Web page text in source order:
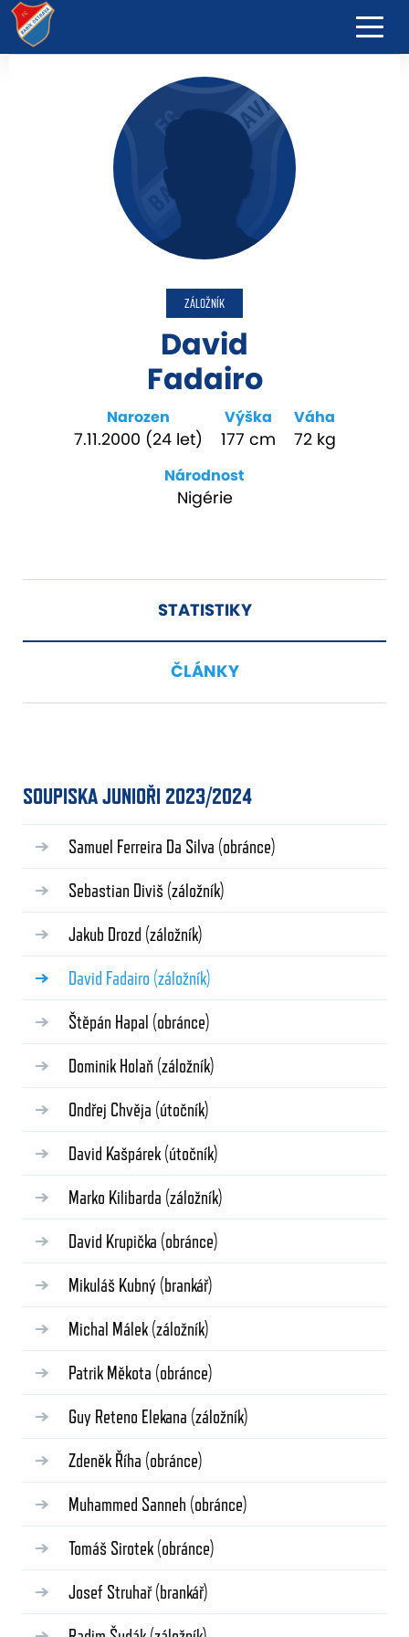
ZÁLOŽNÍK
David
Fadairo
Narozen
7.11.2000 (24 let)
Výška
177 cm
Váha
72 kg
Národnost
Nigérie
STATISTIKY
ČLÁNKY
SOUPISKA JUNIOŘI 2023/2024
Samuel Ferreira Da Silva (obránce)
Sebastian Diviš (záložník)
Jakub Drozd (záložník)
David Fadairo (záložník)
Štěpán Hapal (obránce)
Dominik Holaň (záložník)
Ondřej Chvěja (útočník)
David Kašpárek (útočník)
Marko Kilibarda (záložník)
David Krupička (obránce)
Mikuláš Kubný (brankář)
Michal Málek (záložník)
Patrik Měkota (obránce)
Guy Reteno Elekana (záložník)
Zdeněk Říha (obránce)
Muhammed Sanneh (obránce)
Tomáš Sirotek (obránce)
Josef Struhař(brankář)